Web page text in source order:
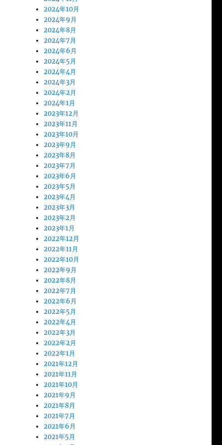
2024年10月
2024年9月
2024年8月
2024年7月
2024年6月
2024年5月
2024年4月
2024年3月
2024年2月
2024年1月
2023年12月
2023年11月
2023年10月
2023年9月
2023年8月
2023年7月
2023年6月
2023年5月
2023年4月
2023年3月
2023年2月
2023年1月
2022年12月
2022年11月
2022年10月
2022年9月
2022年8月
2022年7月
2022年6月
2022年5月
2022年4月
2022年3月
2022年2月
2022年1月
2021年12月
2021年11月
2021年10月
2021年9月
2021年8月
2021年7月
2021年6月
2021年5月